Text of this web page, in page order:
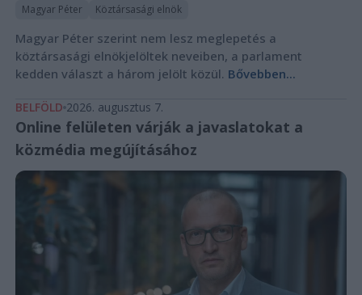
Magyar Péter Köztársasági elnök
Magyar Péter szerint nem lesz meglepetés a
köztársasági elnökjelöltek neveiben, a parlament
kedden választ a három jelölt közül. Bővebben...
BELFÖLD 2026. augusztus 7.
Online felületen várják a javaslatokat a
közmédia megújításához